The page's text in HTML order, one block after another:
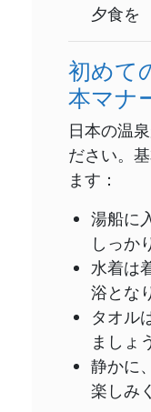
夕食を
初めて
本マナ
日本の温
ださい。
ます：
湯船に
しっか
水着は
浴とな
タオル
ましょ
静かに
楽しみ